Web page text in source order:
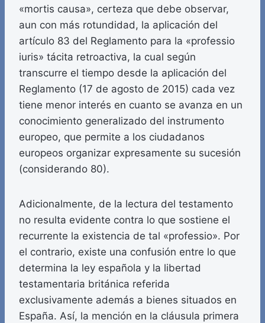
«mortis causa», certeza que debe observar,
aun con más rotundidad, la aplicación del
artículo 83 del Reglamento para la «professio
iuris» tácita retroactiva, la cual según
transcurre el tiempo desde la aplicación del
Reglamento (17 de agosto de 2015) cada vez
tiene menor interés en cuanto se avanza en un
conocimiento generalizado del instrumento
europeo, que permite a los ciudadanos
europeos organizar expresamente su sucesión
(considerando 80).
Adicionalmente, de la lectura del testamento
no resulta evidente contra lo que sostiene el
recurrente la existencia de tal «professio». Por
el contrario, existe una confusión entre lo que
determina la ley española y la libertad
testamentaria británica referida
exclusivamente además a bienes situados en
España. Así, la mención en la cláusula primera